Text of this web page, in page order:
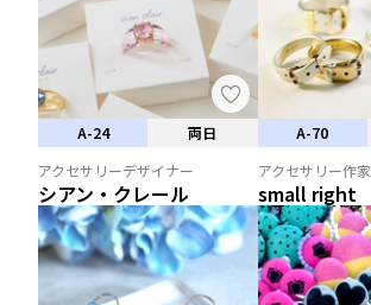
A-24
両日
アクセサリーデザイナー
シアン・クレール
A-70
アクセサリー作家
small right